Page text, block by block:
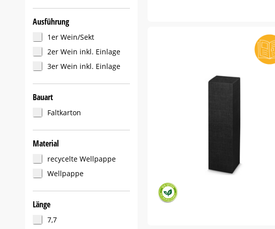
Ausführung
1er Wein/Sekt
2er Wein inkl. Einlage
3er Wein inkl. Einlage
Bauart
Faltkarton
Material
recycelte Wellpappe
Wellpappe
Länge
7,7